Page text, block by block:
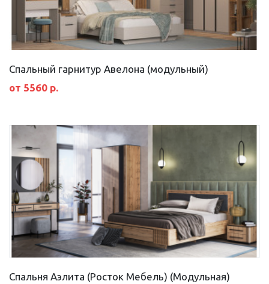
Спальный гарнитур Авелона (модульный)
от 5560 р.
Спальня Аэлита (Росток Мебель) (Модульная)